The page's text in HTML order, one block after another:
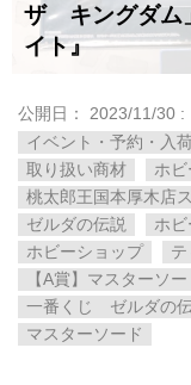
ザ キングダム
イト』
公開日： 2023/11/30 :
イベント・予約・入
取り扱い商材
ホビ
桃太郎王国本厚木店
ゼルダの伝説
ホビ
ホビーショップ
【A賞】マスターソ
一番くじ ゼルダの
マスターソード